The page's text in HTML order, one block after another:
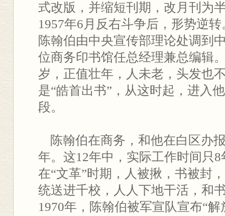
式改版，并缩短刊期，改月刊为
1957年6月反右斗争后，形势逆
陈翰伯由中央宣传部理论处调到
位商务印书馆任总经理兼总编辑
岁，正值壮年，人未老，头发也
是“皓首出书”，从这时起，进入
段。
陈翰伯在商务，和他在白区办
年。这12年中，实际工作时间只
在“文革”时期，人被揪，书被封
统送进千校，人人下地干活，和
1970年，陈翰伯被军宣队宣布“